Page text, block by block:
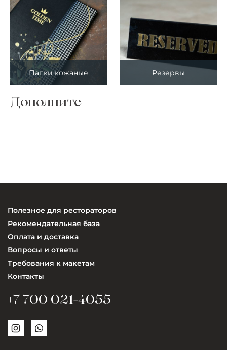
Папки кожаные Резервы
Дополните
Полезное для рестораторов
Рекомендательная база
Оплата и доставка
Вопросы и ответы
Требования к макетам
Контакты
+7 700 021-4055